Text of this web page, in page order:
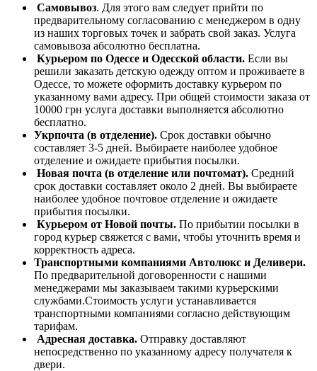
Самовывоз. Для этого вам следует прийти по
предварительному согласованию с менеджером в одну
из наших торговых точек и забрать свой заказ. Услуга
самовывоза абсолютно бесплатна.
Курьером по Одессе и Одесской области. Если вы
решили заказать детскую одежду оптом и проживаете в
Одессе, то можете оформить доставку курьером по
указанному вами адресу. При общей стоимости заказа от
10000 грн услуга доставки выполняется абсолютно
бесплатно.
Укрпочта (в отделение). Срок доставки обычно
составляет 3-5 дней. Выбираете наиболее удобное
отделение и ожидаете прибытия посылки.
Новая почта (в отделение или почтомат). Средний
срок доставки составляет около 2 дней. Вы выбираете
наиболее удобное почтовое отделение и ожидаете
прибытия посылки.
Курьером от Новой почты. По прибытии посылки в
город курьер свяжется с вами, чтобы уточнить время и
корректность адреса.
Транспортными компаниями Автолюкс и Деливери.
По предварительной договоренности с нашими
менеджерами мы заказываем такими курьерскими
службами.Стоимость услуги устанавливается
транспортными компаниями согласно действующим
тарифам.
Адресная доставка. Отправку доставляют
непосредственно по указанному адресу получателя к
двери.